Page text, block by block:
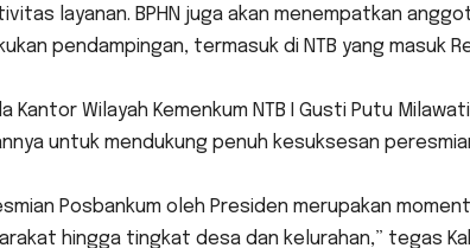
layanan. BPHN juga akan menempatkan
pendampingan, termasuk di NTB yang masuk
Kantor Wilayah Kemenkum NTB I Gusti Putu
untuk mendukung penuh kesuksesan
Posbankum oleh Presiden merupakan
hingga tingkat desa dan kelurahan,” tegas